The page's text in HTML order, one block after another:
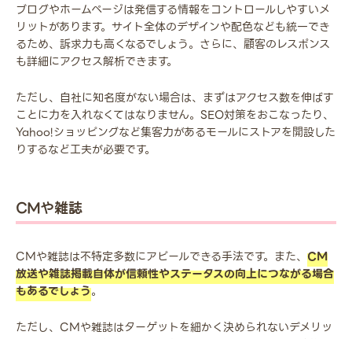
ブログやホームページは発信する情報をコントロールしやすいメ
リットがあります。サイト全体のデザインや配色なども統一でき
るため、訴求力も高くなるでしょう。さらに、顧客のレスポンス
も詳細にアクセス解析できます。
ただし、自社に知名度がない場合は、まずはアクセス数を伸ばす
ことに力を入れなくてはなりません。SEO対策をおこなったり、
Yahoo!ショッピングなど集客力があるモールにストアを開設した
りするなど工夫が必要です。
CMや雑誌
CMや雑誌は不特定多数にアピールできる手法です。また、 CM
放送や雑誌掲載自体が信頼性やステータスの向上につながる場合
もあるでしょう。
ただし、CMや雑誌はターゲットを細かく決められないデメリッ